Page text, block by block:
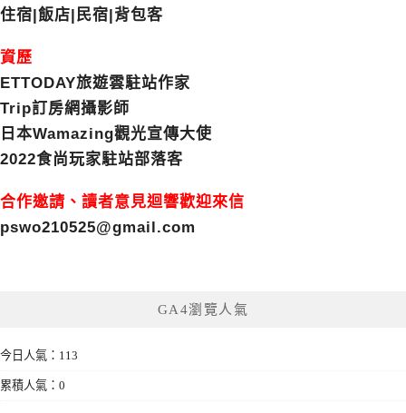
住宿|飯店|民宿|背包客
資歷
ETTODAY旅遊雲駐站作家
Trip訂房網攝影師
日本Wamazing觀光宣傳大使
2022食尚玩家駐站部落客
合作邀請、讀者意見迴響歡迎來信
pswo210525@gmail.com
GA4瀏覽人氣
今日人氣：113
累積人氣：0